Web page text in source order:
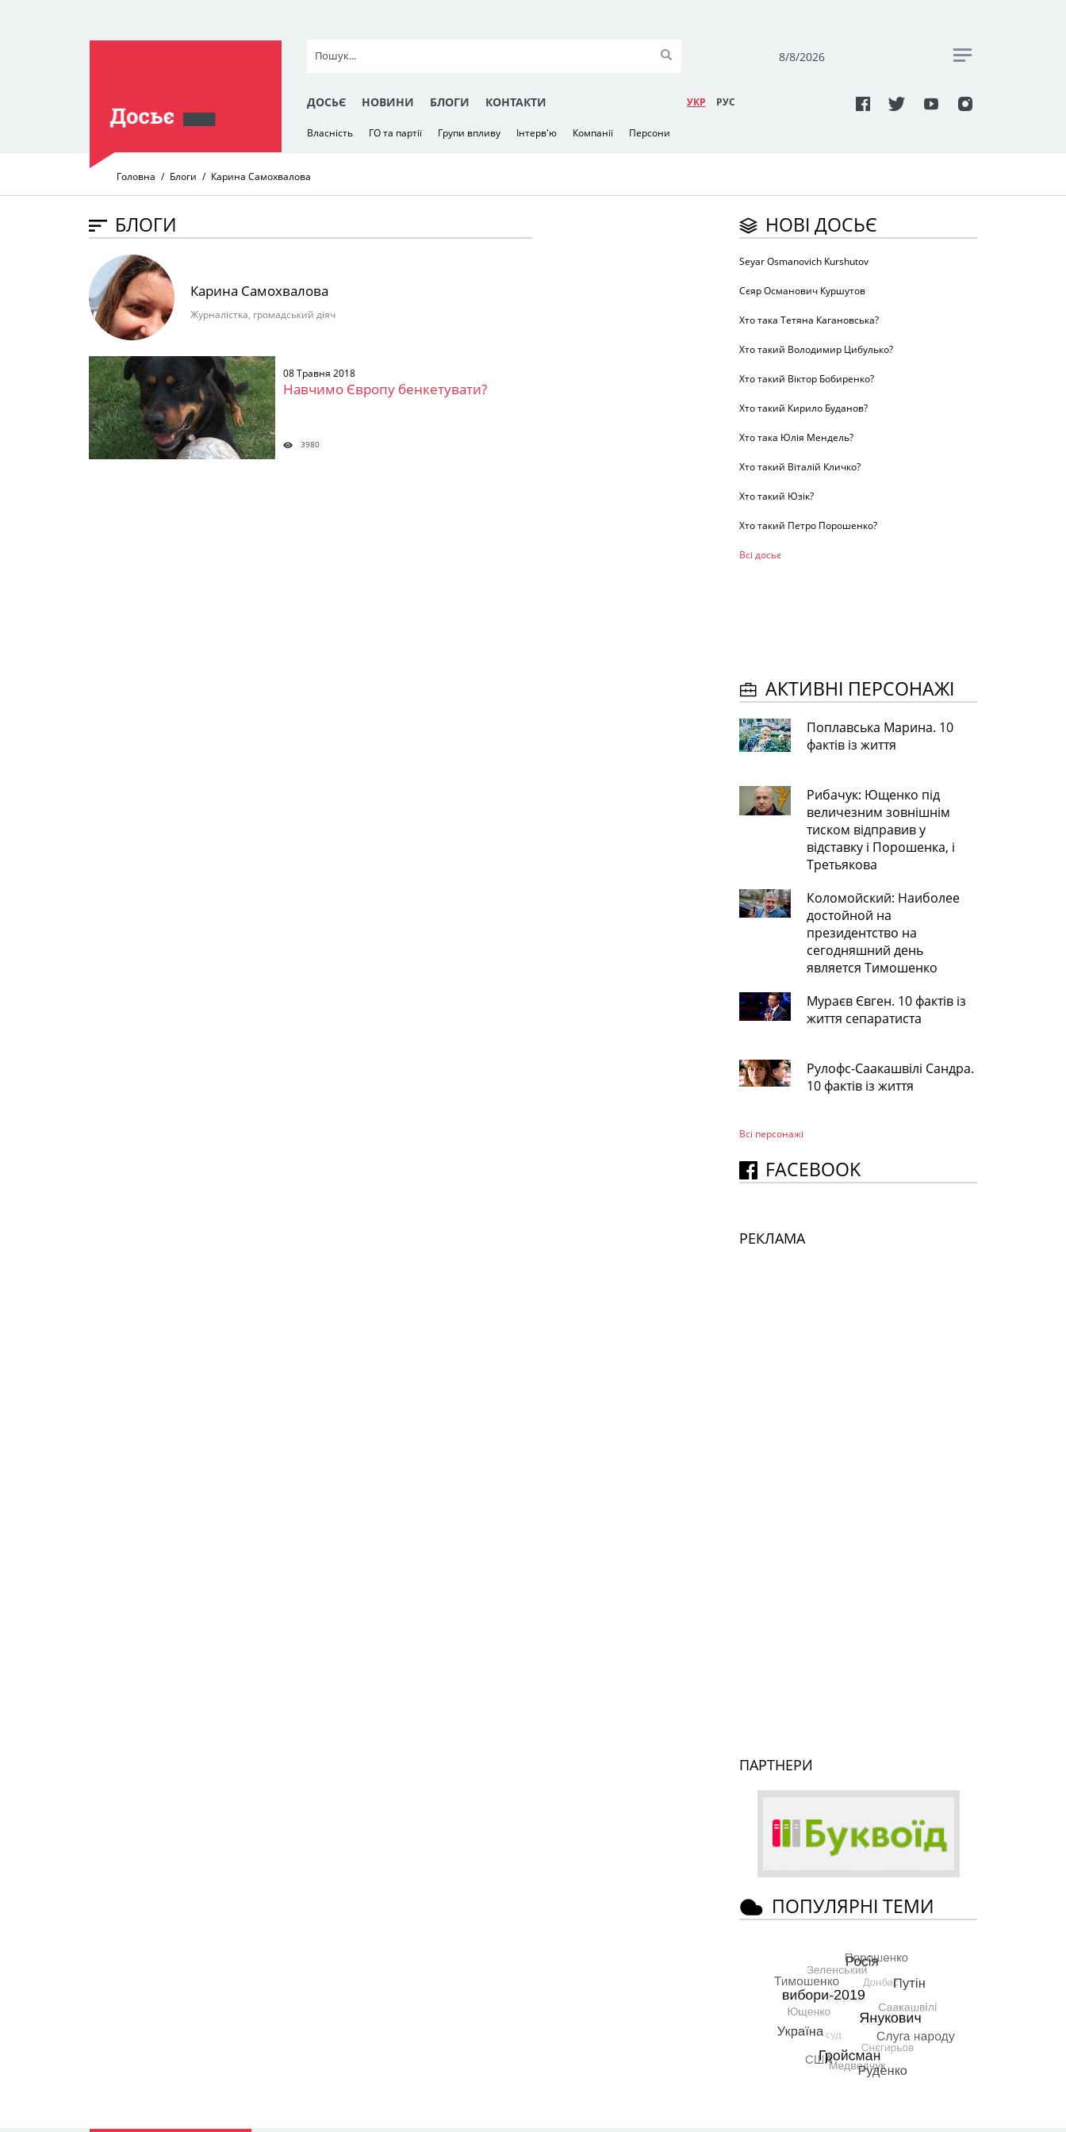
8/8/2026
ДОСЬЄ НОВИНИ БЛОГИ КОНТАКТИ УКР РУC
Власність ГО та партії Групи впливу Інтерв'ю Компанії Персони
Головна Блоги Карина Самохвалова
БЛОГИ
Карина Самохвалова
Журналістка, громадський діяч
08 Травня 2018
Навчимо Європу бенкетувати?
3980
НОВІ ДОСЬЄ
Seyar Osmanovich Kurshutov
Сєяр Османович Куршутов
Хто така Тетяна Кагановська?
Хто такий Володимир Цибулько?
Хто такий Віктор Бобиренко?
Хто такий Кирило Буданов?
Хто така Юлія Мендель?
Хто такий Віталій Кличко?
Хто такий Юзік?
Хто такий Петро Порошенко?
Всі досьє
АКТИВНІ ПЕРСОНАЖІ
Поплавська Марина. 10
фактів із життя
Рибачук: Ющенко під
величезним зовнішнім
тиском відправив у
відставку і Порошенка, і
Третьякова
Коломойский: Наиболее
достойной на
президентство на
сегодняшний день
является Тимошенко
Мураєв Євген. 10 фактів із
життя сепаратиста
Рулофс-Саакашвілі Сандра.
10 фактів із життя
Всі персонажi
FACEBOOK
РЕКЛАМА
ПАРТНЕРИ
ПОПУЛЯРНІ ТЕМИ